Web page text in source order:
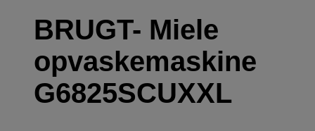
BRUGT- Miele
opvaskemaskine
G6825SCUXXL